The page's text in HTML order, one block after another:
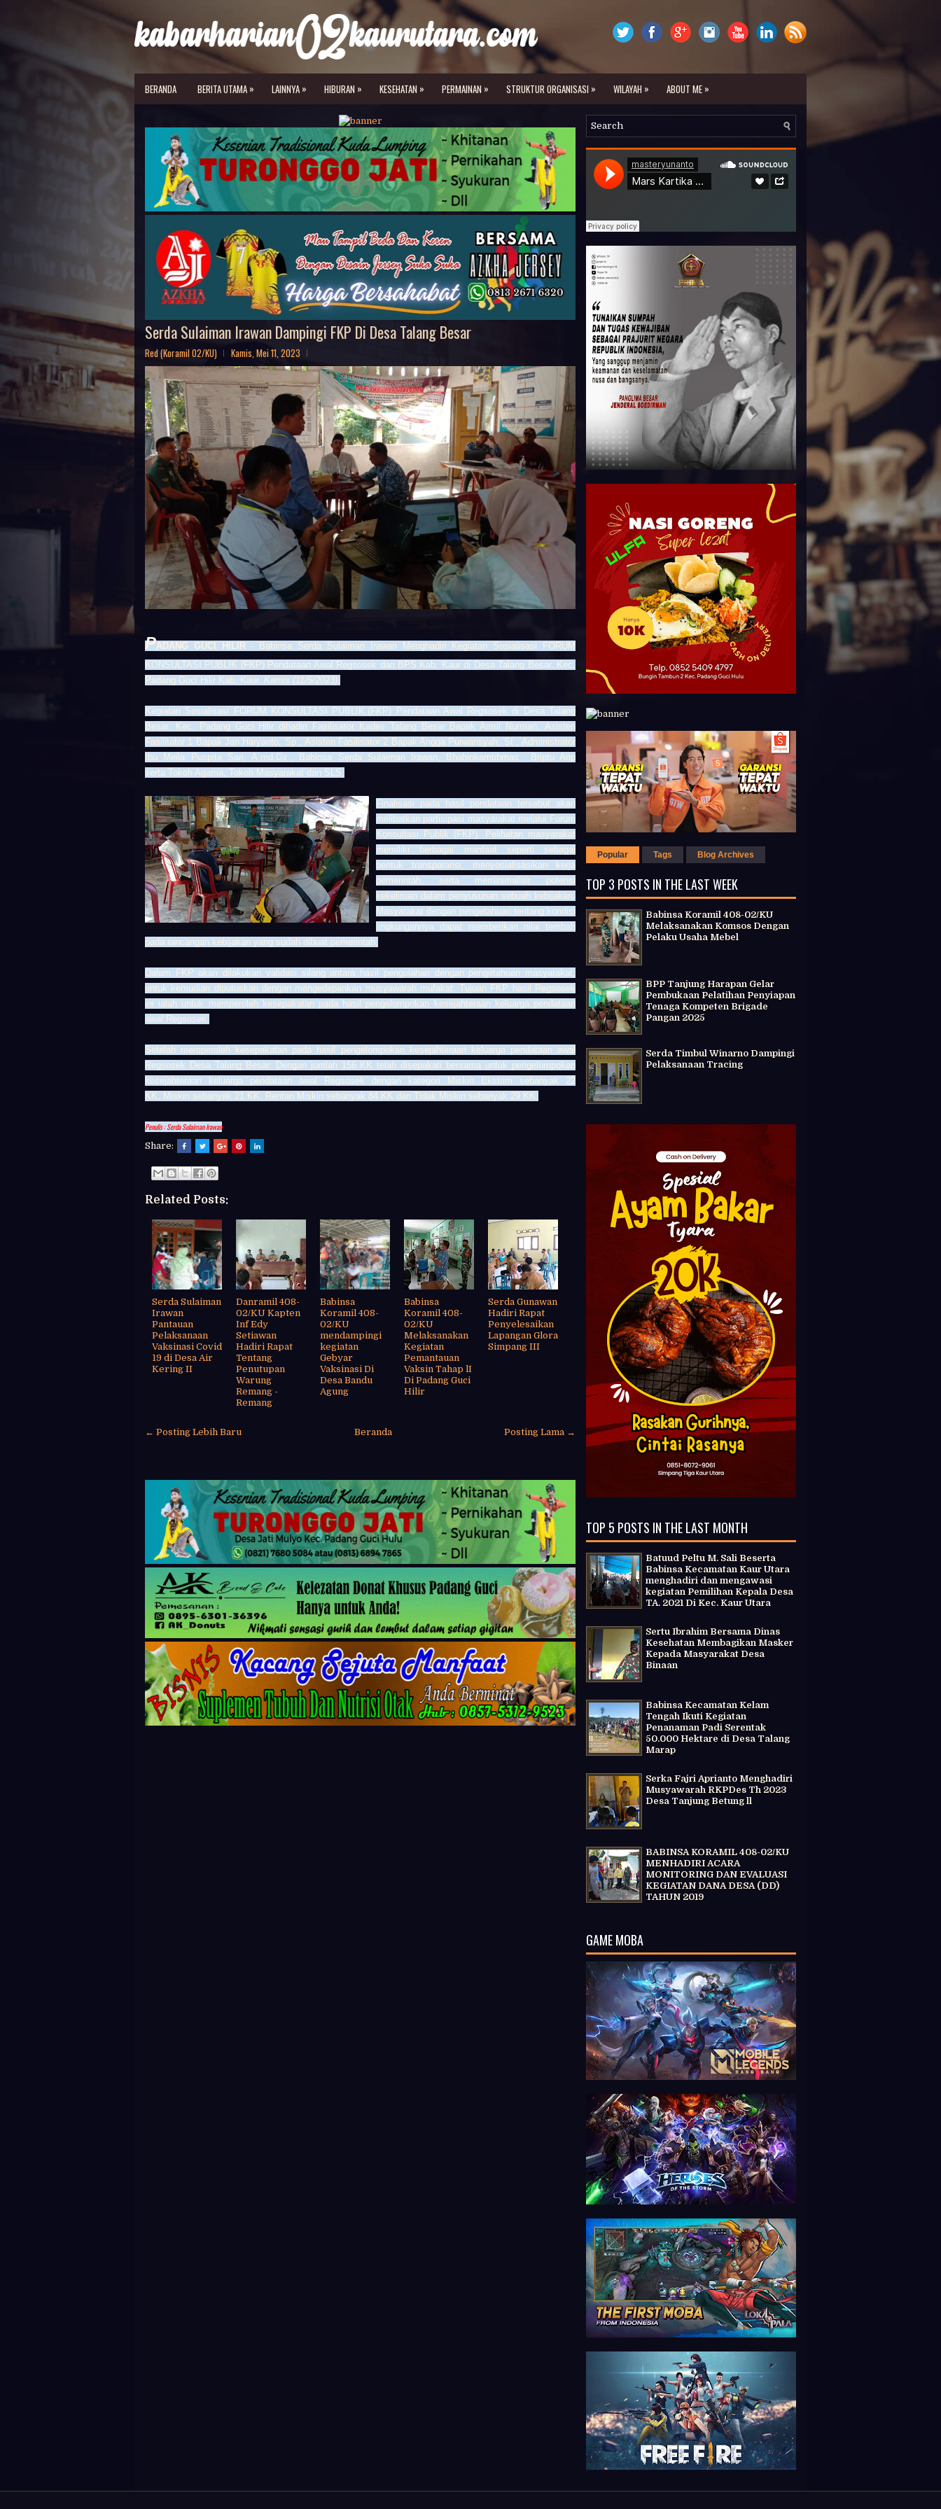
BERANDA BERITA UTAMA » LAINNYA » HIBURAN » KESEHATAN » PERMAINAN » STRUKTUR ORGANISASI » WILAYAH » ABOUT ME »
Serda Sulaiman Irawan Dampingi FKP Di Desa Talang Besar
Red (Koramil 02/KU) Kamis, Mei 11, 2023
PADANG GUCI HILIR- Babinsa Serda Sulaiman Irawan Menghadiri Kegiatan Sosialisasi FORUM
KONSULTASI PUBLIK (FKP) Pendataan Awal Regsosek dari BPS Kab. Kaur di Desa Talang Besar. Kec.
Padang Guci Hilir Kab. Kaur. Kamis (11/5/2023).
Kegiatan Sosialisasi FORUM KONSULTASI PUBLIK.(FKP) Pendataan Awal Regsosek di Desa Talang
Besar. Kec. Padang Guci Hilir dihadiri Fasilisator Kades Talang Besar Bapak Amril Nurman, Asisten
Fasilitator 1 Bapak Jan Haryanto, Sp., Asisten Fasilisator 2 Bapak Angga Purwansyah, St., Administrator
Ibu Meila Puspita Sari, A.md.Gz., Babinsa Serda Sulaiman Irawan, Bhabinkamtibmas Briptu Arip
serta Tokoh Agama, Tokoh Masyarakat dan SLS.
Finalisasi pada hasil pendataan tersebut akan
melibatkan partisipasi masyarakat melalui Forum
Konsultasi Publik (FKP). Pelibatan masyarakat
memiliki berbagai manfaat seperti sebagai
bentuk transparansi, menyosialisasikan kerja
pemerintah, serta meminimalisir potensi
kekeliruan dalam penyusunan sebuah kebijakan.
Masyarakat dengan pengetahuan tentang kondisi
lingkungannya dapat memberikan nilai tembah
pada rancangan kebijakan yang sudah dibuat pemerintah.
Dalam FKP akan dilakukan validasi silang antara hasil pengolahan dengan pengetahuan masyarakat,
untuk kemudian diputuskan dengan mengedepankan musyawarah mufakat. Tujuan FKP hasil Regsosek
ini ialah untuk memperoleh kesepakatan pada hasil pengelompokan kesejahteraan keluarga pendataan
awal Regsosek.
Setelah memperoleh kesepakatan pada hasil pengelompokan kesejahteraan keluarga pendataan awal
Regsosek Desa Talang Besar. Dengan jumlah 156 KK telah disepakati bersama untuk pengelompokan
kesejahteraan keluarga pendataan awal Regsosek dengan kategori
Miskin Ekstrim sebanyak 22
KK, Miskin sebanyak 21 KK, Rentan Miskin sebanyak 84 KK dan Tidak Miskin sebanyak 29 KK.
Penulis :Serda Sulaiman Irawan
Share:
Related Posts:
Serda Sulaiman
Irawan
Pantauan
Pelaksanaan
Vaksinasi Covid
19 di Desa Air
Kering II
Danramil 408-
02/KU Kapten
Inf Edy
Setiawan
Hadiri Rapat
Tentang
Penutupan
Warung
Remang -
Remang
Babinsa
Koramil 408-
02/KU
mendampingi
kegiatan
Gebyar
Vaksinasi Di
Desa Bandu
Agung
Babinsa
Koramil 408-
02/KU
Melaksanakan
Kegiatan
Pemantauan
Vaksin Tahap lI
Di Padang Guci
Hilir
Serda Gunawan
Hadiri Rapat
Penyelesaikan
Lapangan Glora
Simpang III
← Posting Lebih Baru Posting Lama →
Beranda
Popular Tags Blog Archives
TOP 3 POSTS IN THE LAST WEEK
Babinsa Koramil 408-02/KU
Melaksanakan Komsos Dengan
Pelaku Usaha Mebel
BPP Tanjung Harapan Gelar
Pembukaan Pelatihan Penyiapan
Tenaga Kompeten Brigade
Pangan 2025
Serda Timbul Winarno Dampingi
Pelaksanaan Tracing
TOP 5 POSTS IN THE LAST MONTH
Batuud Peltu M. Sali Beserta
Babinsa Kecamatan Kaur Utara
menghadiri dan mengawasi
kegiatan Pemilihan Kepala Desa
TA. 2021 Di Kec. Kaur Utara
Sertu Ibrahim Bersama Dinas
Kesehatan Membagikan Masker
Kepada Masyarakat Desa
Binaan
Babinsa Kecamatan Kelam
Tengah Ikuti Kegiatan
Penanaman Padi Serentak
50.000 Hektare di Desa Talang
Marap
Serka Fajri Aprianto Menghadiri
Musyawarah RKPDes Th 2023
Desa Tanjung Betung ll
BABINSA KORAMIL 408-02/KU
MENHADIRI ACARA
MONITORING DAN EVALUASI
KEGIATAN DANA DESA (DD)
TAHUN 2019
GAME MOBA